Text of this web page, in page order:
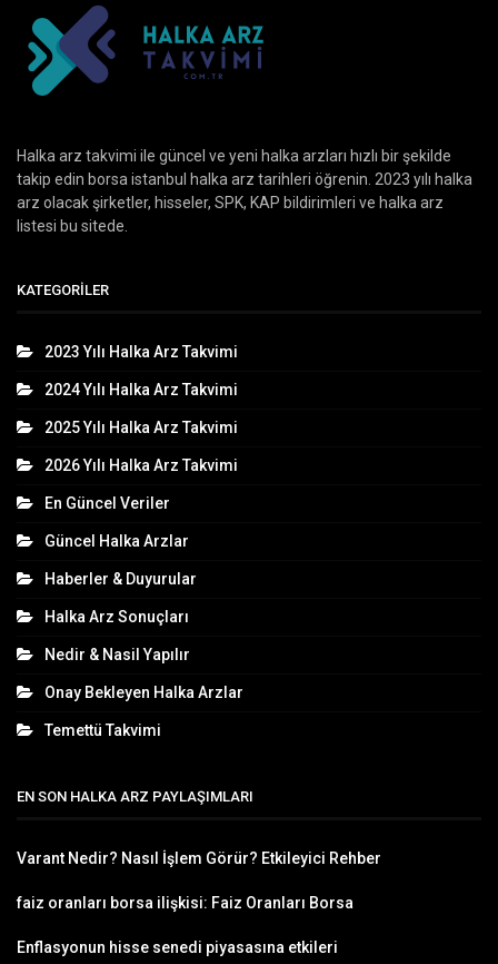
Halka arz takvimi ile güncel ve yeni halka arzları hızlı bir şekilde
takip edin borsa istanbul halka arz tarihleri öğrenin. 2023 yılı halka
arz olacak şirketler, hisseler, SPK, KAP bildirimleri ve halka arz
listesi bu sitede.
KATEGORILER
2023 Yılı Halka Arz Takvimi
2024 Yılı Halka Arz Takvimi
2025 Yılı Halka Arz Takvimi
2026 Yılı Halka Arz Takvimi
En Güncel Veriler
Güncel Halka Arzlar
Haberler & Duyurular
Halka Arz Sonuçları
Nedir & Nasil Yapılır
Onay Bekleyen Halka Arzlar
Temettü Takvimi
EN SON HALKA ARZ PAYLAŞIMLARI
Varant Nedir? Nasıl İşlem Görür? Etkileyici Rehber
faiz oranları borsa ilişkisi: Faiz Oranları Borsa
Enflasyonun hisse senedi piyasasına etkileri